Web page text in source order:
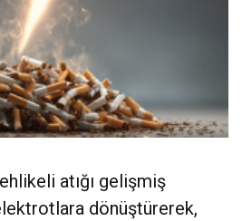
atığı gelişmiş
dönüştürerek,